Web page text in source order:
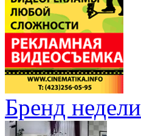
Бренд недели